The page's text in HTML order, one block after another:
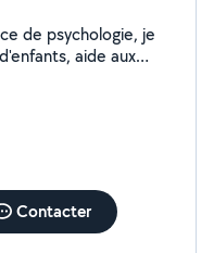
de psychologie, je
aide aux
Contacter